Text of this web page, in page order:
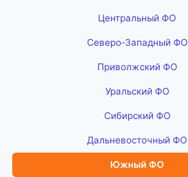
Центральный ФО
Северо-Западный ФО
Приволжский ФО
Уральский ФО
Сибирский ФО
Дальневосточный ФО
Южный ФО